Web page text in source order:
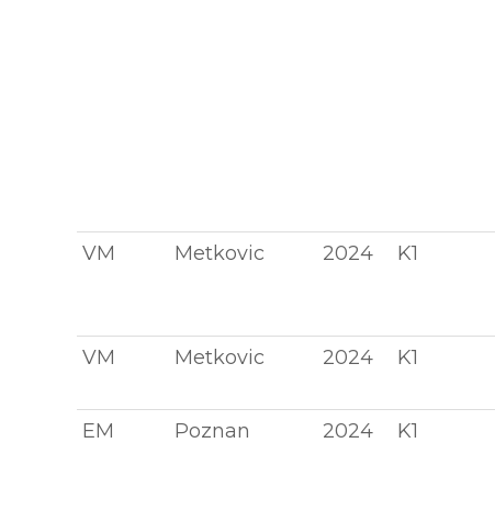
VM
Metkovic 2024 K1
VM Metkovic 2024 K1
EM
Poznan 2024 K1